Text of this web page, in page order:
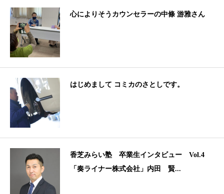
心によりそうカウンセラーの中條 游雅さん
はじめまして コミカのさとしです。
香芝みらい塾 卒業生インタビュー Vol.4
「奏ライナー株式会社」内田 賢...